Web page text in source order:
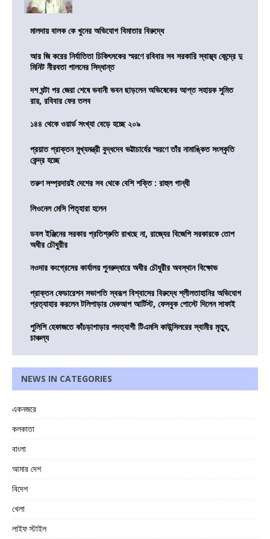
মালদায় বালক কে খুনের অভিযোগ বিমাতার বিরুদ্ধে
আর জি করের নির্যাতিতা চিকিৎসকের স্মরণে রবিবার সব সরকারি স্বাস্থ্য কেন্দ্রে দু
মিনিট নীরবতা পালনের সিদ্ধান্ত
দশ ঘন্টা পর জেরা শেষে ভবানী ভবন ছাড়লেন অভিষেকের আপ্ত সহায়ক সুমিত
রায়, রবিবার ফের তলব
১৪৪ থেকে ওয়ার্ড সংখ্যা বেড়ে হচ্ছে ২০৯
প্রয়াত প্রাক্তন মুখ্যমন্ত্রী বুদ্ধদেব ভট্টাচার্যের স্মরণে তাঁর নামাঙ্কিত সংস্কৃতি
কেন্দ্র হচ্ছে
তরুণ সম্প্রদায়ই দেশের সব থেকে বেশি শক্তি : রাহুল গান্ধী
লিওনেল মেসি পিতৃহারা হলেন
ডবল ইঞ্জিনের সরকার প্রতিশ্রুতি রাখছে না, রাজ্যের বিজেপি সরকারকে তোপ
অধীর চৌধুরীর
নওদার কংগ্রেসের কার্যালয় পুনরুদ্ধারে অধীর চৌধুরীর অবস্থান বিক্ষোভ
প্রাক্তন ফেডারেশন সভাপতি স্বরূপ বিশ্বাসের বিরুদ্ধে শ্লীলতাহানির অভিযোগ
প্রত্যাহার করলেন টলিপাড়ার মেকআপ আর্টিস্ট, ফেসবুক পোস্টে দিলেন সাফাই
পুলিশি হেফাজতে কাঁচড়াপাড়ার পদত্যাগী টিএমসি কাউন্সিলরের স্বামীর মৃত্যু,
চাঞ্চল্য
NEWS IN CATEGORIES
একনজরে
কলকাতা
বাংলা
আমার দেশ
বিদেশ
খেলা
লাইফ স্টাইল